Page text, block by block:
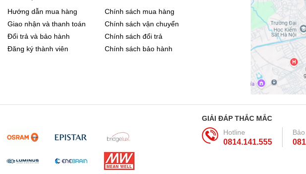
Hướng dẫn mua hàng
Giao nhận và thanh toán
Đổi trả và bảo hành
Đăng ký thành viên
Chính sách mua hàng
Chính sách vận chuyển
Chính sách đổi trả
Chính sách bảo hành
GIẢI ĐÁP THẮC MẮC
Hotline
0814.141.555